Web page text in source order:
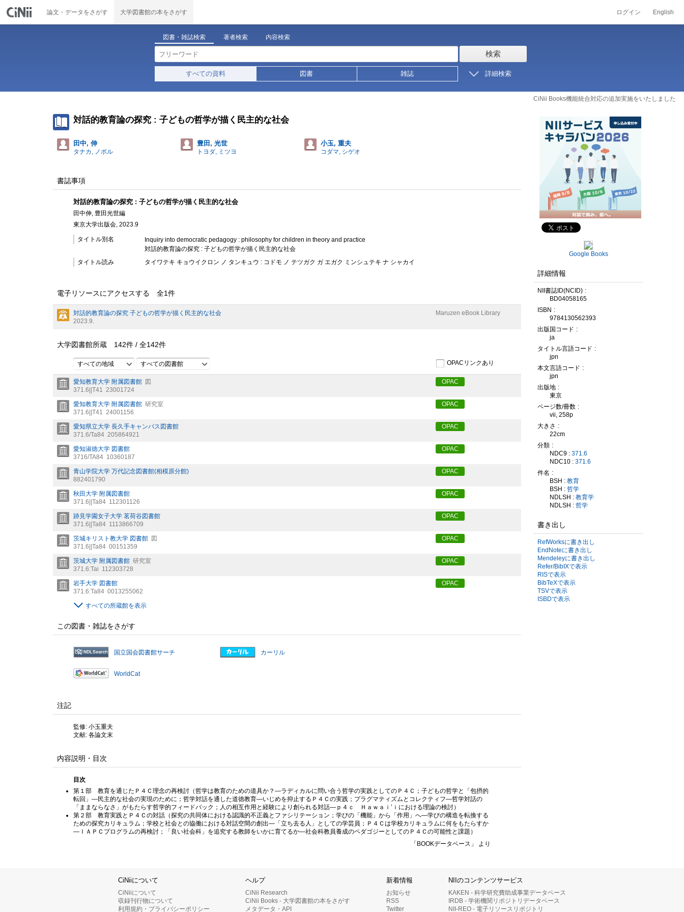
論文・データをさがす 大学図書館の本をさがす ログイン English
図書・雑誌検索 著者検索 内容検索
検索
すべての資料 図書 雑誌 詳細検索
CiNii Books機能統合対応の追加実施をいたしました
対話的教育論の探究 : 子どもの哲学が描く民主的な社会
田中, 伸
タナカ, ノボル
豊田, 光世
トヨダ, ミツヨ
小玉, 重夫
コダマ, シゲオ
書誌事項
対話的教育論の探究 : 子どもの哲学が描く民主的な社会
田中伸, 豊田光世編
東京大学出版会, 2023.9
タイトル別名
Inquiry into democratic pedagogy : philosophy for children in theory and practice
対話的教育論の探究 : 子どもの哲学が描く民主的な社会
タイトル読み
タイワテキ キョウイクロン ノ タンキュウ : コドモ ノ テツガク ガ エガク ミンシュテキ ナ シャカイ
電子リソースにアクセスする 全1件
対話的教育論の探究 子どもの哲学が描く民主的な社会
2023.9.
Maruzen eBook Library
大学図書館所蔵 142件 / 全142件
すべての地域 すべての図書館 OPACリンクあり
愛知教育大学 附属図書館 図
371.6||T41 23001724
OPAC
愛知教育大学 附属図書館 研究室
371.6||T41 24001156
OPAC
愛知県立大学 長久手キャンパス図書館
371.6/Ta84 205864921
OPAC
愛知淑徳大学 図書館
3716/TA84 10360187
OPAC
青山学院大学 万代記念図書館(相模原分館)
882401790
OPAC
秋田大学 附属図書館
371.6||Ta84 112301126
OPAC
跡見学園女子大学 茗荷谷図書館
371.6||Ta84 1113866709
OPAC
茨城キリスト教大学 図書館 図
371.6||Ta84 00151359
OPAC
茨城大学 附属図書館 研究室
371.6:Tai 112303728
OPAC
岩手大学 図書館
371.6:Ta84 0013255062
OPAC
すべての所蔵館を表示
この図書・雑誌をさがす
国立国会図書館サーチ カーリル
WorldCat
注記
監修: 小玉重夫
文献: 各論文末
内容説明・目次
目次
第１部 教育を通じたＰ４Ｃ理念の再検討（哲学は教育のための道具か？―ラディカルに問い合う哲学の実践としてのＰ４Ｃ；子どもの哲学と「包摂的
転回」―民主的な社会の実現のために；哲学対話を通した道徳教育―いじめを抑止するＰ４Ｃの実践；プラグマティズムとコレクティフ―哲学対話の
「ままならなさ」がもたらす哲学的フィードバック；人の相互作用と経験により創られる対話―ｐ４ｃ Ｈａｗａｉ’ｉにおける理論の検討）
第２部 教育実践とＰ４Ｃの対話（探究の共同体における認識的不正義とファシリテーション；学びの「機能」から「作用」へ―学びの構造を転換する
ための探究カリキュラム；学校と社会との協働における対話空間の創出―「立ち去る人」としての学芸員；Ｐ４Ｃは学校カリキュラムに何をもたらすか
―ＩＡＰＣプログラムの再検討；「良い社会科」を追究する教師をいかに育てるか―社会科教員養成のペダゴジーとしてのＰ４Ｃの可能性と課題）
「BOOKデータベース」 より
Google Books
詳細情報
NII書誌ID(NCID)
BD04058165
ISBN
9784130562393
出版国コード
ja
タイトル言語コード
jpn
本文言語コード
jpn
出版地
東京
ページ数/冊数
vii, 258p
大きさ
22cm
分類
NDC9 : 371.6
NDC10 : 371.6
件名
BSH : 教育
BSH : 哲学
NDLSH : 教育学
NDLSH : 哲学
書き出し
RefWorksに書き出し
EndNoteに書き出し
Mendeleyに書き出し
Refer/BibIXで表示
RISで表示
BibTeXで表示
TSVで表示
ISBDで表示
CiNiiについて
CiNiiについて
収録刊行物について
利用規約・プライバシーポリシー
ヘルプ
CiNii Research
CiNii Books - 大学図書館の本をさがす
メタデータ・API
新着情報
お知らせ
RSS
Twitter
NIIのコンテンツサービス
KAKEN - 科学研究費助成事業データベース
IRDB - 学術機関リポジトリデータベース
NII-REO - 電子リソースリポジトリ